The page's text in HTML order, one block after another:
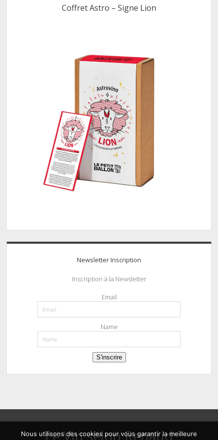
Coffret Astro – Signe Lion
Newsletter Inscription
Inscription à la Newsletter
Email
Name
S'inscrire
Le Vin selon Renaud
Nous utilisons des cookies pour vous garantir la meilleure